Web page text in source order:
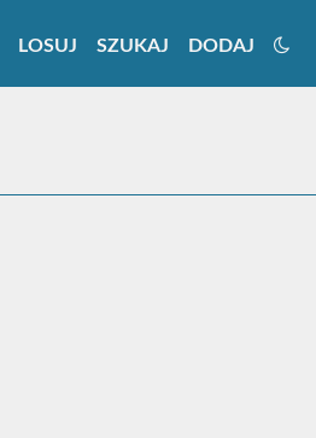
LOSUJ SZUKAJ DODAJ